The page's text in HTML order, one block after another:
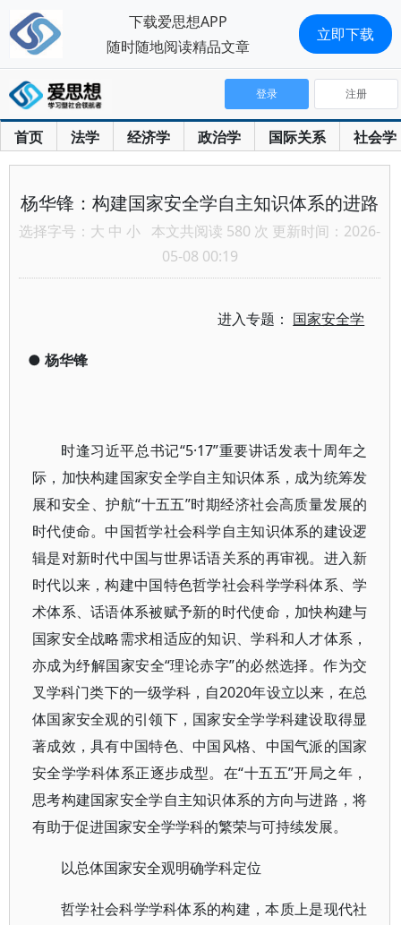
首页 法学 经济学 政治学 国际关系 社会学
登录 注册
杨华锋：构建国家安全学自主知识体系的进路
选择字号： 大 中 小 本文共阅读 580 次 更新时间：2026-
05-08 00:19
进入专题： 国家安全学
● 杨华锋
时逢习近平总书记“5·17”重要讲话发表十周年之
际，加快构建国家安全学自主知识体系，成为统筹发
展和安全、护航“十五五”时期经济社会高质量发展的
时代使命。中国哲学社会科学自主知识体系的建设逻
辑是对新时代中国与世界话语关系的再审视。进入新
时代以来，构建中国特色哲学社会科学学科体系、学
术体系、话语体系被赋予新的时代使命，加快构建与
国家安全战略需求相适应的知识、学科和人才体系，
亦成为纾解国家安全“理论赤字”的必然选择。作为交
叉学科门类下的一级学科，自2020年设立以来，在总
体国家安全观的引领下，国家安全学学科建设取得显
著成效，具有中国特色、中国风格、中国气派的国家
安全学学科体系正逐步成型。在“十五五”开局之年，
思考构建国家安全学自主知识体系的方向与进路，将
有助于促进国家安全学学科的繁荣与可持续发展。
以总体国家安全观明确学科定位
哲学社会科学学科体系的构建，本质上是现代社
下载爱思想APP
随时随地阅读精品文章
立即下载